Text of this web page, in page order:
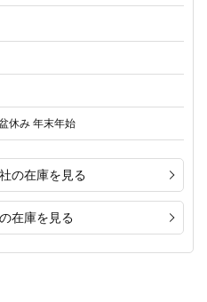
休み 年末年始
の在庫を見る
在庫を見る